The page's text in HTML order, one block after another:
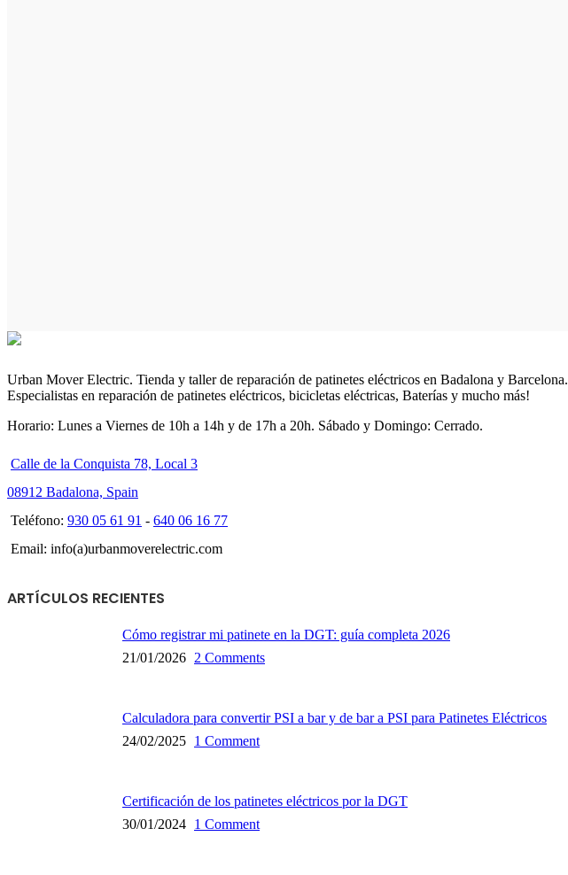
Urban Mover Electric. Tienda y taller de reparación de patinetes eléctricos en Badalona y Barcelona.
Especialistas en reparación de patinetes eléctricos, bicicletas eléctricas, Baterías y mucho más!
Horario: Lunes a Viernes de 10h a 14h y de 17h a 20h. Sábado y Domingo: Cerrado.
Calle de la Conquista 78, Local 3
08912 Badalona, Spain
Teléfono: 930 05 61 91 - 640 06 16 77
Email: info(a)urbanmoverelectric.com
ARTÍCULOS RECIENTES
Cómo registrar mi patinete en la DGT: guía completa 2026
21/01/2026 2 Comments
Calculadora para convertir PSI a bar y de bar a PSI para Patinetes Eléctricos
24/02/2025 1 Comment
Certificación de los patinetes eléctricos por la DGT
30/01/2024 1 Comment